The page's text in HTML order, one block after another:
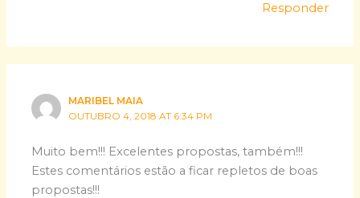
Responder
MARIBEL MAIA
OUTUBRO 4, 2018 AT 6:34 PM
Muito bem!!! Excelentes propostas, também!!!
Estes comentários estão a ficar repletos de boas
propostas!!!